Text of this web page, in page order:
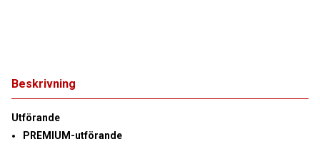
Beskrivning
Utförande
PREMIUM-utförande